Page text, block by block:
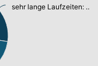
sehr lange Laufzeiten: 27,30%